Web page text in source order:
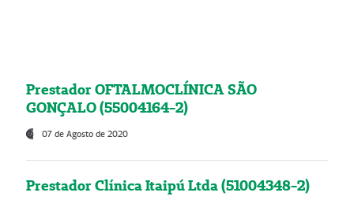
Prestador OFTALMOCLÍNICA SÃO
GONÇALO (55004164-2)
07 de Agosto de 2020
Prestador Clínica Itaipú Ltda (51004348-2)